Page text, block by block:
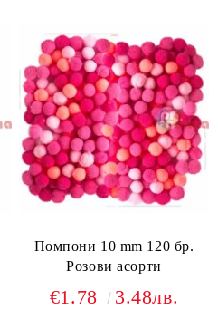
Помпони 10 mm 120 бр.
Розови асорти
€1.78 3.48лв.